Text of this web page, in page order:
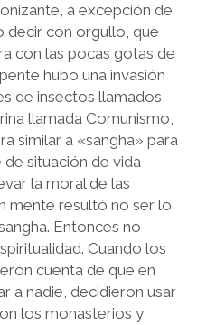
a excepción de
decir con orgullo, que
con las pocas gotas de
hubo una invasión
de insectos llamados
llamada Comunismo,
similar a «sangha» para
situación de vida
la moral de las
mente resultó no ser lo
Entonces no
Cuando los
cuenta de que en
a nadie, decidieron usar
los monasterios y